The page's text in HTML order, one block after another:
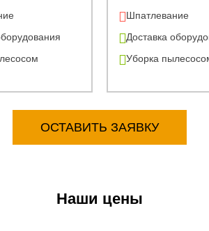
Шпатлевание
Доставка
Уборка
ОСТАВИТЬ ЗАЯВКУ
Наши цены